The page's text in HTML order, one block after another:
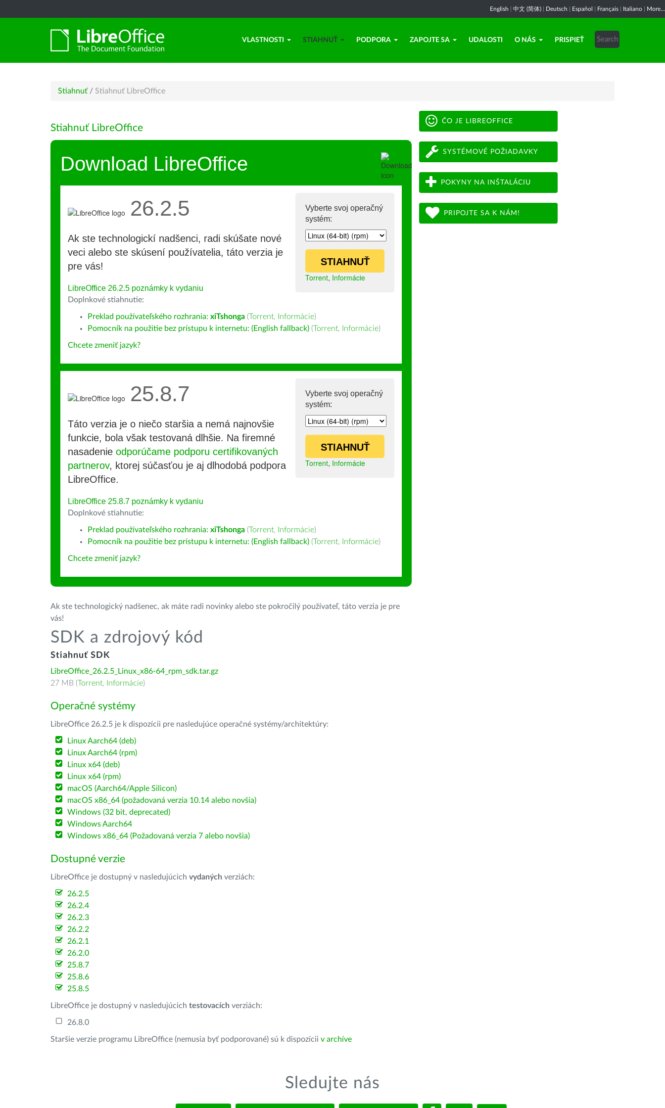
English 中文 (简体) Deutsch Español Français Italiano More...
VLASTNOSTI STIAHNUŤ PODPORA ZAPOJTE SA UDALOSTI O NÁS PRISPIEŤ
Stiahnuť / Stiahnuť LibreOffice
Stiahnuť LibreOffice
Download LibreOffice
Vyberte svoj operačný
systém:
STIAHNUŤ
Torrent, Informácie
26.2.5
Ak ste technologickí nadšenci, radi skúšate nové
veci alebo ste skúsení používatelia, táto verzia je
pre vás!
LibreOffice 26.2.5 poznámky k vydaniu
Doplnkové stiahnutie:
Preklad používateľského rozhrania: xiTshonga (Torrent, Informácie)
Pomocník na použitie bez prístupu k internetu: (English fallback) (Torrent, Informácie)
Chcete zmeniť jazyk?
Vyberte svoj operačný
systém:
STIAHNUŤ
Torrent, Informácie
25.8.7
Táto verzia je o niečo staršia a nemá najnovšie
funkcie, bola však testovaná dlhšie. Na firemné
nasadenie odporúčame podporu certifikovaných
partnerov, ktorej súčasťou je aj dlhodobá podpora
LibreOffice.
LibreOffice 25.8.7 poznámky k vydaniu
Doplnkové stiahnutie:
Preklad používateľského rozhrania: xiTshonga (Torrent, Informácie)
Pomocník na použitie bez prístupu k internetu: (English fallback) (Torrent, Informácie)
Chcete zmeniť jazyk?
Ak ste technologický nadšenec, ak máte radi novinky alebo ste pokročilý používateľ, táto verzia je pre
vás!
SDK a zdrojový kód
Stiahnuť SDK
LibreOffice_26.2.5_Linux_x86-64_rpm_sdk.tar.gz
27 MB (Torrent, Informácie)
Operačné systémy
LibreOffice 26.2.5 je k dispozícii pre nasledujúce operačné systémy/architektúry:
Linux Aarch64 (deb)
Linux Aarch64 (rpm)
Linux x64 (deb)
Linux x64 (rpm)
macOS (Aarch64/Apple Silicon)
macOS x86_64 (požadovaná verzia 10.14 alebo novšia)
Windows (32 bit, deprecated)
Windows Aarch64
Windows x86_64 (Požadovaná verzia 7 alebo novšia)
Dostupné verzie
LibreOffice je dostupný v nasledujúcich vydaných verziách:
26.2.5
26.2.4
26.2.3
26.2.2
26.2.1
26.2.0
25.8.7
25.8.6
25.8.5
LibreOffice je dostupný v nasledujúcich testovacích verziách:
26.8.0
Staršie verzie programu LibreOffice (nemusia byť podporované) sú k dispozícii v archíve
ČO JE LIBREOFFICE
SYSTÉMOVÉ POŽIADAVKY
POKYNY NA INŠTALÁCIU
PRIPOJTE SA K NÁM!
Sledujte nás